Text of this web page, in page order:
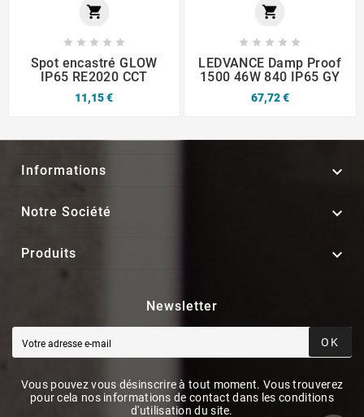

    
Spot encastré GLOW
IP65 RE2020 CCT
11,15 €

    
LEDVANCE Damp Proof
1500 46W 840 IP65 GY
67,72 €
Informations 
Notre Société 
Produits 
Newsletter
OK
Vous pouvez vous désinscrire à tout moment. Vous trouverez
pour cela nos informations de contact dans les conditions
d'utilisation du site.